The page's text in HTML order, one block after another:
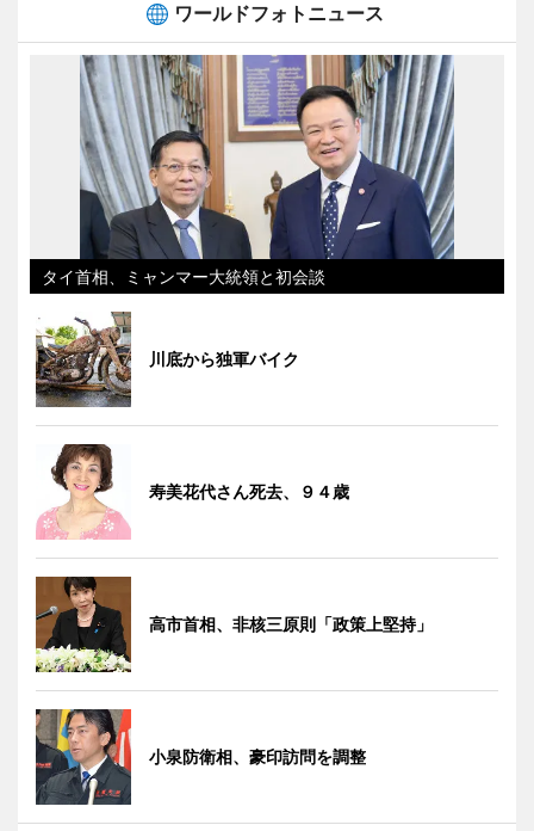
ワールドフォトニュース
タイ首相、ミャンマー大統領と初会談
川底から独軍バイク
寿美花代さん死去、９４歳
高市首相、非核三原則「政策上堅持」
小泉防衛相、豪印訪問を調整